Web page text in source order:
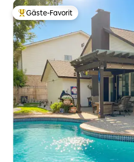
Beliebter Gäste-Favorit.
Gäste-Favorit